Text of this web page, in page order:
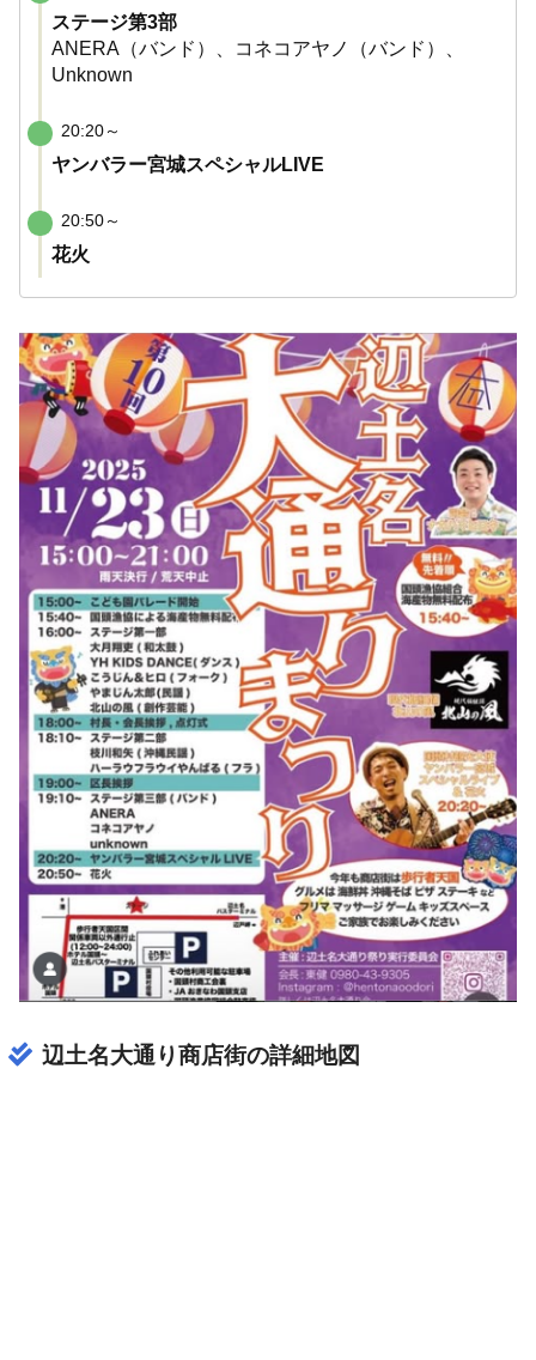
ステージ第3部
ANERA（バンド）、コネコアヤノ（バンド）、
Unknown
20:20～
ヤンバラー宮城スペシャルLIVE
20:50～
花火
辺土名大通り商店街の詳細地図